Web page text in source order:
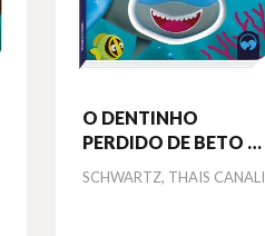
O DENTINHO
PERDIDO DE BETO -
APERTE AQUI
Autor
SCHWARTZ, THAIS CANALI